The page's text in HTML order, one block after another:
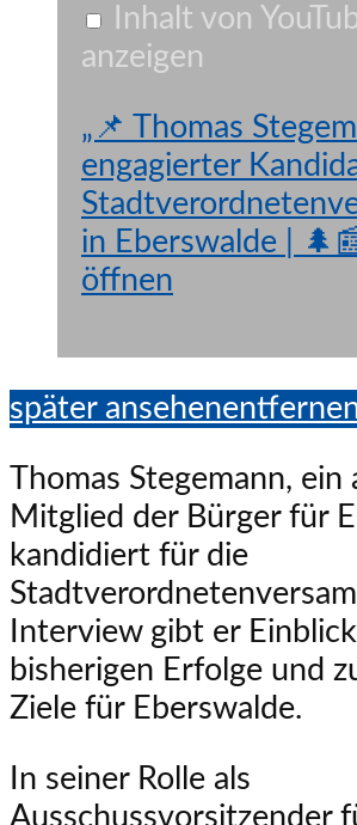
YouTube
anzeigen Inhalt von
anzeigen
„📌 Thomas
engagierter
in Eberswalde |
öffnen
später ansehen
Thomas Stegemann, ein
Mitglied der Bürger für
kandidiert für die
Interview gibt er
bisherigen Erfolge und
Ziele für Eberswalde.
In seiner Rolle als
Ausschussvorsitzender